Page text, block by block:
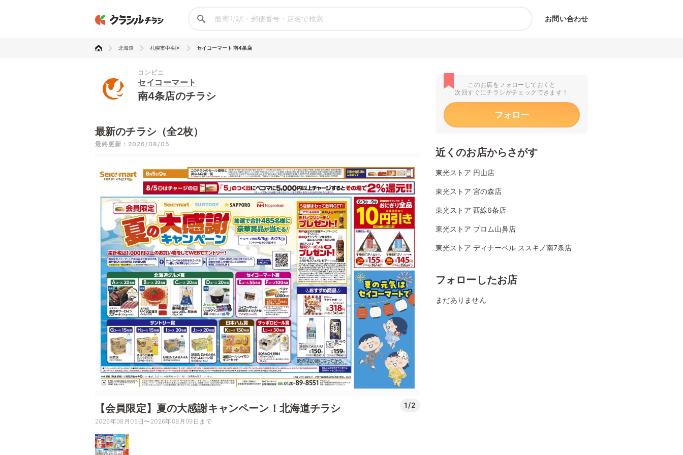
お問い合わせ
北海道 札幌市中央区 セイコーマート 南4条店
コンビニ
セイコーマート
南4条店のチラシ
最新のチラシ（全2枚）
最終更新：2026/08/05
【会員限定】夏の大感謝キャンペーン！北海道チラシ 1/2
2026年08月05日〜2026年08月09日まで
このお店をフォローしておくと
次回すぐにチラシがチェックできます！
フォロー
近くのお店からさがす
東光ストア 円山店
東光ストア 宮の森店
東光ストア 西線6条店
東光ストア プロム山鼻店
東光ストア ディナーベル ススキノ南7条店
フォローしたお店
まだありません